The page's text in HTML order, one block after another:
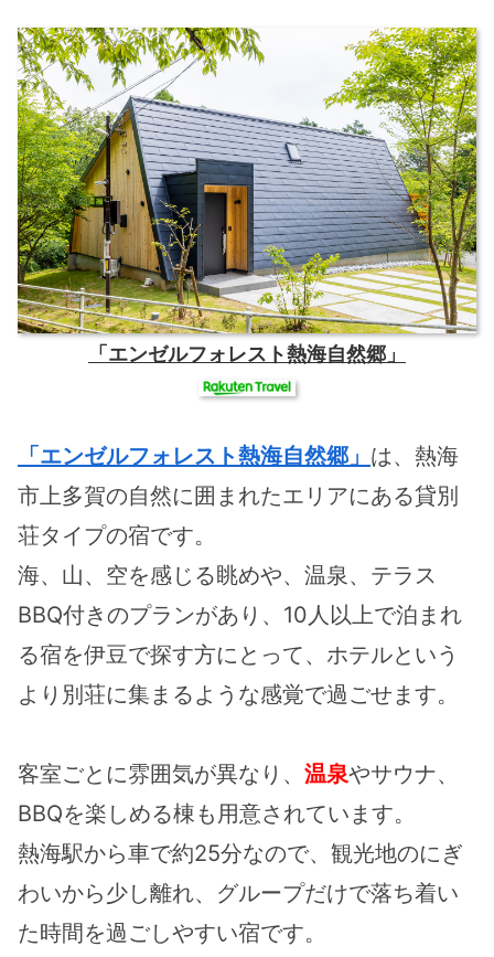
「エンゼルフォレスト熱海自然郷」
「エンゼルフォレスト熱海自然郷」 は、熱海
市上多賀の自然に囲まれたエリアにある貸別
荘タイプの宿です。
海、山、空を感じる眺めや、温泉、テラス
BBQ付きのプランがあり、10人以上で泊まれ
る宿を伊豆で探す方にとって、ホテルという
より別荘に集まるような感覚で過ごせます。
客室ごとに雰囲気が異なり、 温泉やサウナ、
BBQを楽しめる棟も用意されています。
熱海駅から車で約25分なので、観光地のにぎ
わいから少し離れ、グループだけで落ち着い
た時間を過ごしやすい宿です。